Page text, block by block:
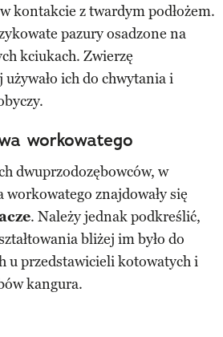
kontakcie z twardym podłożem.
pazury osadzone na
kciukach. Zwierzę
ich do chwytania i
workowatego
dwuprzodozębowców, w
workowatego znajdowały się
. Należy jednak podkreślić,
bliżej im było do
u przedstawicieli kotowatych i
kangura.